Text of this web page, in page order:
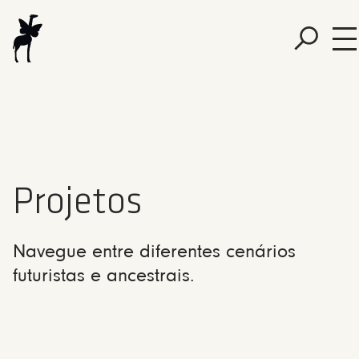
Projetos
Navegue entre diferentes cenários
futuristas e ancestrais.